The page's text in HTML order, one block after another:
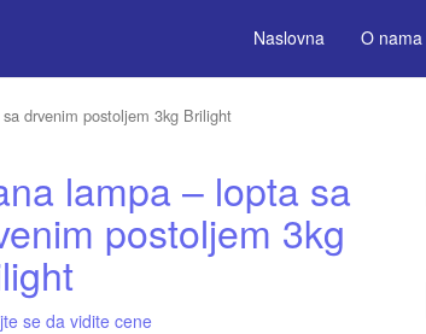
Naslovna O nama
drvenim postoljem 3kg Brilight
lampa – lopta sa
postoljem 3kg
se da vidite cene